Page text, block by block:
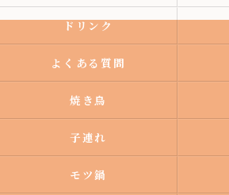
ドリンク
よくある質問
焼き鳥
子連れ
モツ鍋